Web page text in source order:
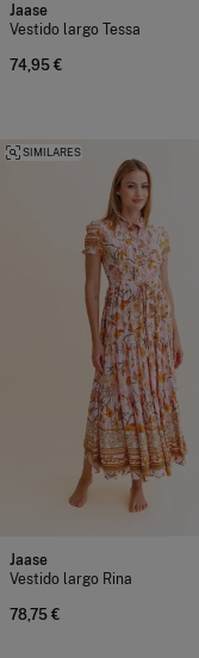
Jaase
Vestido largo Tessa
74,95 €
SIMILARES
Jaase
Vestido largo Rina
78,75 €